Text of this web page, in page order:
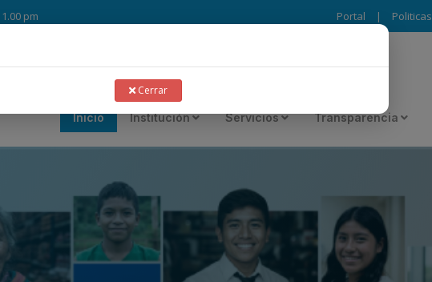
pm Portal | Politicas
Inicio Institución Servicios Transparencia
Cerrar